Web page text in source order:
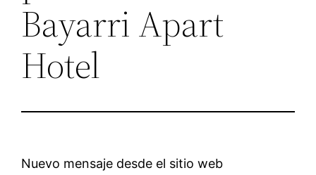
Bayarri Apart
Hotel
Nuevo mensaje desde el sitio web